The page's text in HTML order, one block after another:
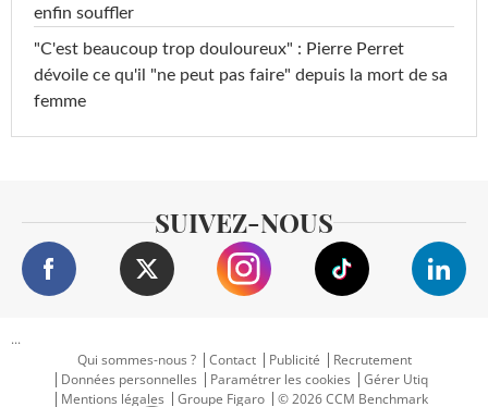
enfin souffler
"C'est beaucoup trop douloureux" : Pierre Perret
dévoile ce qu'il "ne peut pas faire" depuis la mort de sa
femme
SUIVEZ-NOUS
...
Qui sommes-nous ?
Contact Publicité
Recrutement
Données personnelles
Paramétrer les cookies
Gérer Utiq
Mentions légales
Groupe Figaro © 2026 CCM Benchmark